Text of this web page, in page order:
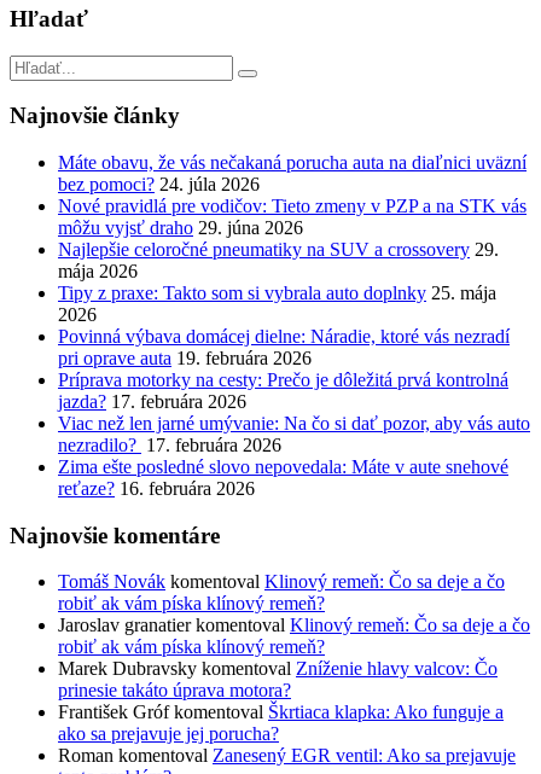
Hľadať
Najnovšie články
Máte obavu, že vás nečakaná porucha auta na diaľnici uväzní
bez pomoci? 24. júla 2026
Nové pravidlá pre vodičov: Tieto zmeny v PZP a na STK vás
môžu vyjsť draho 29. júna 2026
Najlepšie celoročné pneumatiky na SUV a crossovery 29.
mája 2026
Tipy z praxe: Takto som si vybrala auto doplnky 25. mája
2026
Povinná výbava domácej dielne: Náradie, ktoré vás nezradí
pri oprave auta 19. februára 2026
Príprava motorky na cesty: Prečo je dôležitá prvá kontrolná
jazda? 17. februára 2026
Viac než len jarné umývanie: Na čo si dať pozor, aby vás auto
nezradilo? 17. februára 2026
Zima ešte posledné slovo nepovedala: Máte v aute snehové
reťaze? 16. februára 2026
Najnovšie komentáre
Tomáš Novák komentoval Klinový remeň: Čo sa deje a čo
robiť ak vám píska klínový remeň?
Jaroslav granatierkomentoval Klinový remeň: Čo sa deje a čo
robiť ak vám píska klínový remeň?
Marek Dubravsky komentoval Zníženie hlavy valcov: Čo
prinesie takáto úprava motora?
František Grófkomentoval Škrtiaca klapka: Ako funguje a
ako sa prejavuje jej porucha?
Roman komentoval Zanesený EGR ventil: Ako sa prejavuje